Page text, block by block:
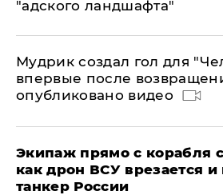
"адского ландшафта"
Мудрик создал гол для
впервые после
опубликовано видео
Экипаж прямо с корабля
как дрон ВСУ врезается и
танкер России